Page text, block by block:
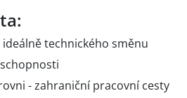
ideálně technického směnu
- zahraniční pracovní cesty